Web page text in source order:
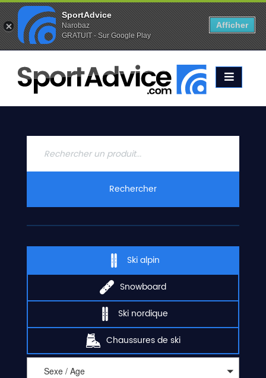
Favoris (0) Alertes (0)
ACCUEIL
SKIS
2020
CONTACT
Rechercher
Ski alpin
Snowboard
Ski nordique
Chaussures de ski
Sexe / Age
SportAdvice
Narobaz
GRATUIT - Sur Google Play
Afficher